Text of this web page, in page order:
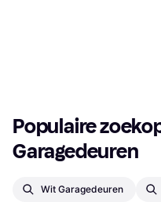
Populaire
Garagedeuren
Wit Garagedeuren